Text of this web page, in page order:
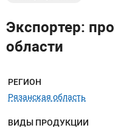
Экспортер:
области
Меню
РЕГИОН
Рязанская область
ВИДЫ ПРОДУКЦИИ